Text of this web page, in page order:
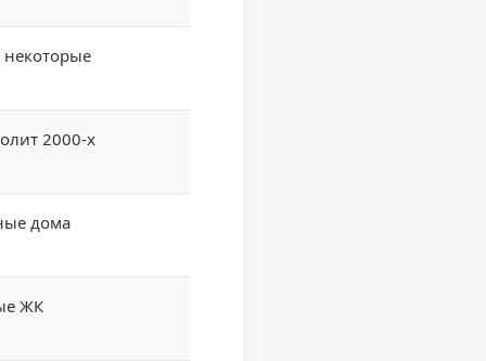
2000-х
дома
ЖК